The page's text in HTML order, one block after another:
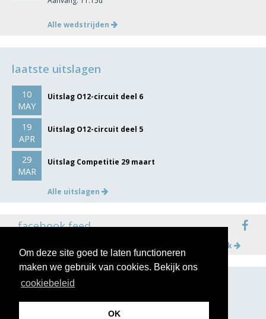
Om deze site goed te laten functioneren
maken we gebruik van cookies. Bekijk ons
cookiebeleid
OK
Alle wedstrijden
laatste uitslagen
10
MAY
Uitslag O12-circuit deel 6
19
APR
Uitslag O12-circuit deel 5
29
MAR
Uitslag Competitie 29 maart
Alle uitslagen
facebook feed
Meer op facebook
volg ons op